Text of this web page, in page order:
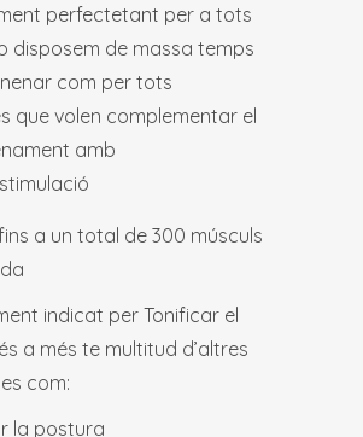
perfectetant per a tots
disposem de massa temps
com per tots
que volen complementar el
amb
a un total de 300 músculs
indicat per Tonificar el
a més te multitud d’altres
com:
la postura